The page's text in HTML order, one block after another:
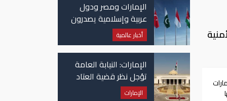
الإمارات ومصر ودول
عربية وإسلامية يصدرون
بيانا مشتركا بشأن
الانتهاكات الإسرائيلية
في غزة
أخبار عالمية
الإمارات: النيابة العامة
تؤجل نظر قضية العتاد
العسكري للسودان
الإمارات